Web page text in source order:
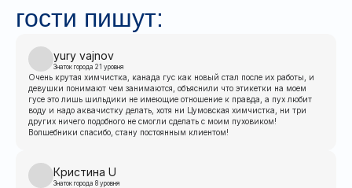
гости пишут:
yury vajnov
Знаток города 21 уровня
Очень крутая химчистка, канада гус как новый стал после их работы, и
девушки понимают чем занимаются, объяснили что этикетки на моем
гусе это лишь шильдики не имеющие отношение к правда, а пух любит
воду и надо аквачистку делать, хотя ни Цумовская химчистка, ни три
других ничего подобного не смогли сделать с моим пуховиком!
Волшебники спасибо, стану постоянным клиентом!
Кристина U
Знаток города 8 уровня